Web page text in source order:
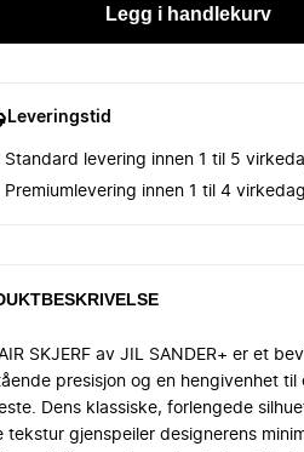
Legg i handlekurv
Leveringstid
Standard levering innen 1 til 5
Premiumlevering innen 1 til 4
SKJERF av JIL SANDER+ er et
presisjon og en hengivenhet til
Dens klassiske, forlengede
tekstur gjenspeiler designerens